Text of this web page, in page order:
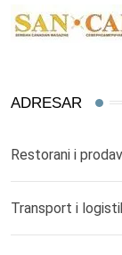
ADRESAR
Restorani i
Transport i